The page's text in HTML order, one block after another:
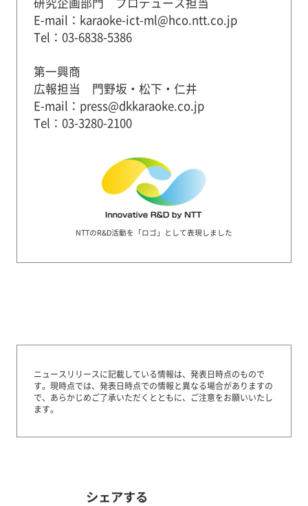
E-mail：karaoke-ict-ml@hco.ntt.co.jp
Tel：03-6838-5386
第一興商
広報担当 門野坂・松下・仁井
E-mail：press@dkkaraoke.co.jp
Tel：03-3280-2100
NTTのR&D活動を「ロゴ」として表現しました
ニュースリリースに記載している情報は、発表日時点のもので
す。 現時点では、発表日時点での情報と異なる場合がありますの
で、あらかじめご了承いただくとともに、ご注意をお願いいたし
ます。
シェアする